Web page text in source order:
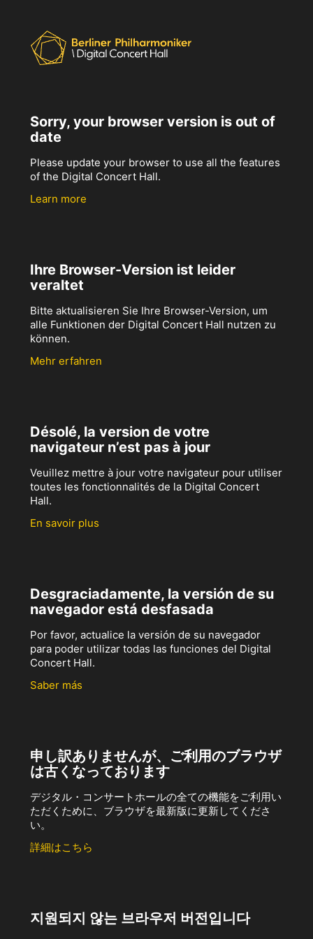
Sorry, your browser version is out of
date
Please update your browser to use all the features
of the Digital Concert Hall.
Learn more
Ihre Browser-Version ist leider
veraltet
Bitte aktualisieren Sie Ihre Browser-Version, um
alle Funktionen der Digital Concert Hall nutzen zu
können.
Mehr erfahren
Désolé, la version de votre
navigateur n’est pas à jour
Veuillez mettre à jour votre navigateur pour utiliser
toutes les fonctionnalités de la Digital Concert
Hall.
En savoir plus
Desgraciadamente, la versión de su
navegador está desfasada
Por favor, actualice la versión de su navegador
para poder utilizar todas las funciones del Digital
Concert Hall.
Saber más
申し訳ありませんが、ご利用のブラウザ
は古くなっております
デジタル・コンサートホールの全ての機能をご利用い
ただくために、ブラウザを最新版に更新してくださ
い。
詳細はこちら
지원되지 않는 브라우저 버전입니다